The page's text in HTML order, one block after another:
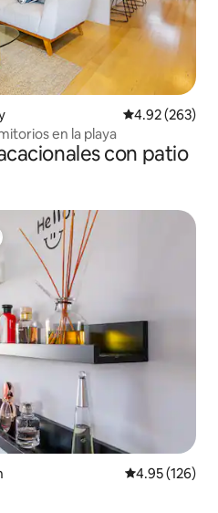
Calificación
4.92 (263)
en la playa
con patio
Calificación
4.95 (126)